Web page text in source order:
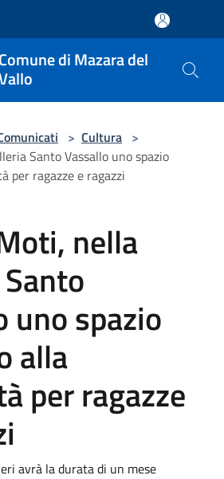
Comune di Mazara del
> Cultura >
Santo Vassallo uno spazio
per ragazze e ragazzi
nella
uno spazio
alla
per ragazze
avrà la durata di un mese